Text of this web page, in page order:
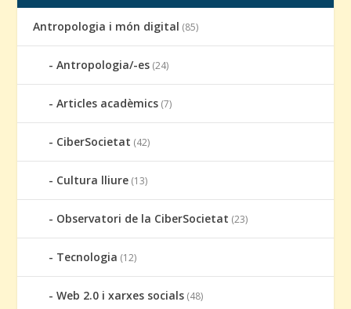
Antropologia i món digital (85)
Antropologia/-es (24)
Articles acadèmics (7)
CiberSocietat (42)
Cultura lliure (13)
Observatori de la CiberSocietat (23)
Tecnologia (12)
Web 2.0 i xarxes socials (48)